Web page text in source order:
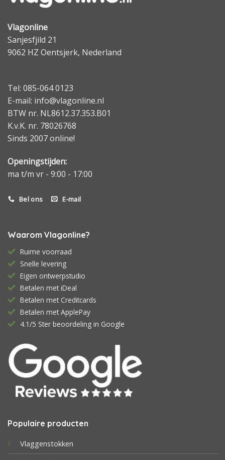
Vlagonline
Sanjesfjild 21
9062 HZ Oentsjerk, Nederland
Tel: 085-064 0123
E-mail: info@vlagonline.nl
BTW nr. NL8612.37.353.B01
K.v.K. nr. 78026768
Sinds 2007 online!
Openingstijden:
ma t/m vr - 9:00 - 17:00
Bel ons E-mail
Waarom Vlagonline?
Ruime voorraad
Snelle levering
Eigen ontwerpstudio
Betalen met iDeal
Betalen met Creditcards
Betalen met ApplePay
4.1/5 Ster beoordeling in Google
Populaire producten
Vlaggenstokken